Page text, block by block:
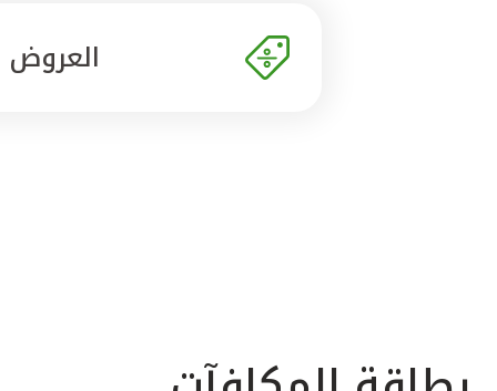
العروض